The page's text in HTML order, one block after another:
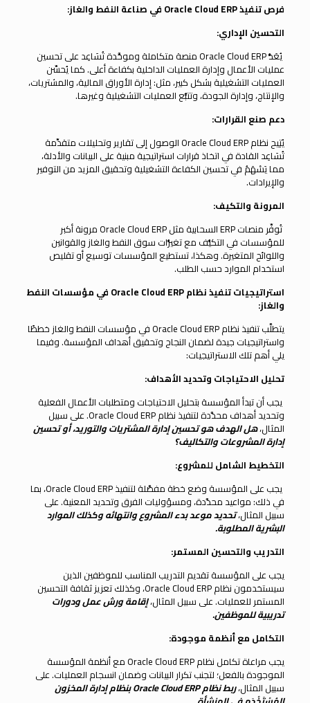
فرص تنفيذOracle Cloud ERP في صناعة النفط والغاز:
التحسين الإداري:
يُعَدُّ Oracle Cloud ERP منصة متكاملة وموحَّدة تُسَاعِد على تحسين
عمليات الأعمال وإدارة العمليات الداخلية بكفاءة أعلى. كما يُحسِّن
العمليات التشغيلية بشكل كبير، مثل: إدارة الأوراق المالية، والمشتريات،
والإنتاج، وإدارة الجودة، وتتبُّع العمليات التشغيلية وغيرها.
دعم صنع القرارات:
يُتِيح نظام Oracle Cloud ERP الوصول إلى تقارير وتحليلات متقدِّمة
تُسَاعِد القادة في اتخاذ قرارات استراتيجية مبنية على البيانات والأدلة،
مما يَسْهَمُ في تحسين الكفاءة التشغيلية وتحقيق المزيد من التوفير
والإيرادات.
المرونة والتكيف:
تُوفِّر منصات ERP السحابية مثل Oracle Cloud ERP مرونة أكبر
للمؤسسات في التكيُّف مع تغيُّرات سوق النفط والغاز والقوانين
واللوائح المتغيرة. وهكذا، تستطيع المؤسسات توسيع أو تقليص
استخدام الموارد حسب الطلب.
استراتيجيات تنفيذ نظام
في مؤسسات النفط
والغاز:
يتطلَّب تنفيذ نظام Oracle Cloud ERP في مؤسسات النفط والغاز خططًا
واستراتيجيات جيدة لضمان النجاح وتحقيق أهداف المؤسسة. وفيما
يلي أهم تلك الاستراتيجيات:
تحليل الاحتياجات وتحديد الأهداف:
يجب أن تبدأ المؤسسة بتحليل الاحتياجات ومتطلبات الأعمال الفعلية
وتحديد أهداف محدَّدة لتنفيذ نظام Oracle Cloud ERP. على سبيل
المثال،هل الهدف هو تحسين إدارة المشتريات والتوريد، أو تحسين
إدارة المشروعات والتكاليف؟
التخطيط الشامل للمشروع:
يجب على المؤسسة وضع خطة مفصَّلة لتنفيذ Oracle Cloud ERP، بما
في ذلك: مواعيد محدَّدة، ومسؤوليات الفرق وتحديد المعنية. على
سبيل المثال،تحديد موعد بدء المشروع وانتهائه وكذلك الموارد
البشرية المطلوبة.
التدريب والتحسين المستمر:
يجب على المؤسسة تقديم التدريب المناسب للموظفين الذين
سيستخدمون نظام Oracle Cloud ERP، وكذلك تعزيز ثقافة التحسين
المستمر للعمليات. على سبيل المثال،إقامة ورش عمل ودورات
تدريبية للموظفين.
التكامل مع أنظمة موجودة:
يجب مراعاة تكامل نظام Oracle Cloud ERP مع أنظمة المؤسسة
الموجودة بالفعل؛ لتجنب تكرار البيانات وضمان انسجام العمليات. على
سبيل المثال،ربط نظامOracle Cloud ERPبنظام إدارة المخزون